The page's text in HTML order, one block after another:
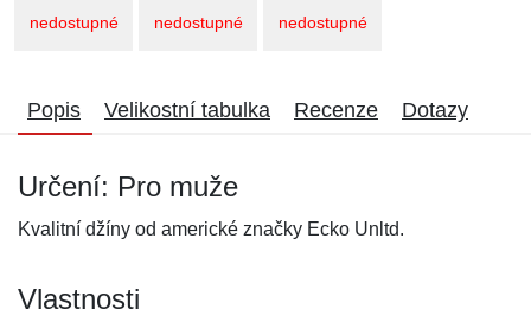
nedostupné nedostupné nedostupné
Popis Velikostní tabulka Recenze Dotazy
Určení: Pro muže
Kvalitní džíny od americké značky Ecko Unltd.
Vlastnosti